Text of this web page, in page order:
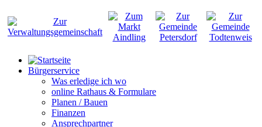
Bürgerservice
Was erledige ich wo
online Rathaus & Formulare
Planen / Bauen
Finanzen
Ansprechpartner